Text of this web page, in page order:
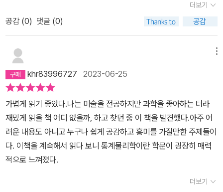
'어떤 관점'을 띄어 넘는 일반적인 '상식'이란 시선에서는 물리학이든
경제학이든 사회학이든 인문학이든 세상보는 눈은 같다는 것이다.여
기에는 '진보'와 '보수'의 이념적 논리는 빠져있다. 종교적 신념역시 제
외 되어야 한다는 점이 있지만. '메르스'사태의 해결방안, 또는 예방
책.'소통'의 장점?'민주주의와 사회주의의 비교''관계맺기', '지역감정',
'유행' '이름짓기', '교통체증', 심지어 '윷놀이'까지. 사소하기고 하고,
대중적이기도 한 다양한 주제를 '물리학'이란 학문을 통해서 허와 실
을 이야기 한다. 사람은 자유로운 관계를 더 좋아하고, 자유로운 환경
에서 다 나은 선택을 할 수 있다는 것.대중은 생각보다 똑똑하다는 것,
명절때의 교통체증은 개개인의 반응 속도와 운전 습관이 달라서 라는
것. 지역감정은 고도의 정치적 전략으로 만들어 졌으며, 시대마다 유
행하는 이름이 따로 있다는 것. 메르스 사태든 유행이든 관계든 중점
계물리학 또는 사회물리학으로 칭한다고 한다.그리고 이런 통계물리
학을 바탕으로 우리의 실생활에서 일어나는 여러 가지 일들, 즉 세상
물정에 대해 재미있게 쓴 책이 이 <세상물정의 물리학>이다.물리학,
과학 등은 일반인들에게는 어려울 수 있는 학문분야다.하지만 이 책
에서는 재미있는 사례들을 통해 우리가 궁금해할 수 있는 부분을 조
목조목 짚어주며 풀어낸다. 영화 인터스텔라와 과자 허니버터칩이 사
람들에게 인기가 많은 이유, 프로야구 일정은 과연 합리적인가, 주식
투자에서 성공하는 비결 등, 세상물정을 물리학으로 이야기하는 저자
의 아이디어가 놀랍다.<세상물정의 사회학>의 저자 노명우도 이 책
을 추천했다고 하니 더욱 기대가 된다. 일상생활에서의 과학적 의문
과 그 대답이 궁금하다면 이 책을 읽어보기를 추천한다.
더보기
공감 (0) 댓글 (0)
khr83996727 2023-06-25
가볍게 읽기 좋았다.나는 미술을 전공하지만 과학을 좋아하는 터라
재밌게 읽을 책 어디 없을까, 하고 찾던 중 이 책을 발견했다.아주 어
려운 내용도 아니고 누구나 쉽게 공감하고 흥미를 가질만한 주제들이
다. 이책을 계속해서 읽다 보니 통계물리학이란 학문이 굉장히 매력
적으로 느껴졌다.
더보기